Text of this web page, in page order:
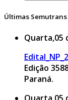
Últimas Semutrans
Quarta,05
Edição
Paraná.